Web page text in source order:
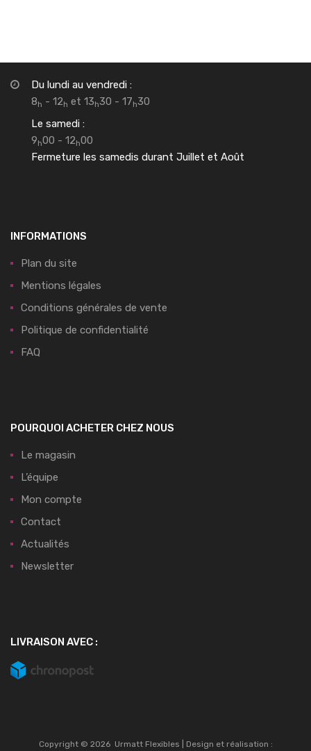
Du lundi au vendredi :
8h - 12h et 13h30 - 17h30
Le samedi :
9h00 - 12h00
Fermeture les samedis durant Juillet et Août
INFORMATIONS
Plan du site
Mentions légales
Conditions générales de vente
Politique de confidentialité
FAQ
POURQUOI ACHETER CHEZ NOUS
Le magasin
L’équipe
Mon compte
Contact
Actualités
Newsletter
LIVRAISON AVEC :
Copyright © 2026 Urmatt Flexibles | Design et réalisation :